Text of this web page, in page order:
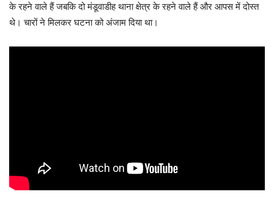
के रहने वाले हैं जबकि दो मंडूवाडीह थाना क्षेत्र के रहने वाले हैं और आपस में दोस्त
थे। चारों ने मिलकर घटना को अंजाम दिया था।